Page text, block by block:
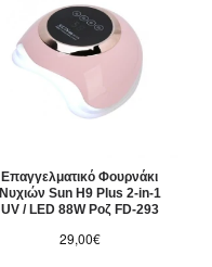
Επαγγελματικό Φουρνάκι
Νυχιών Sun H9 Plus 2-in-1
UV / LED 88W Ροζ FD-293
29,00€